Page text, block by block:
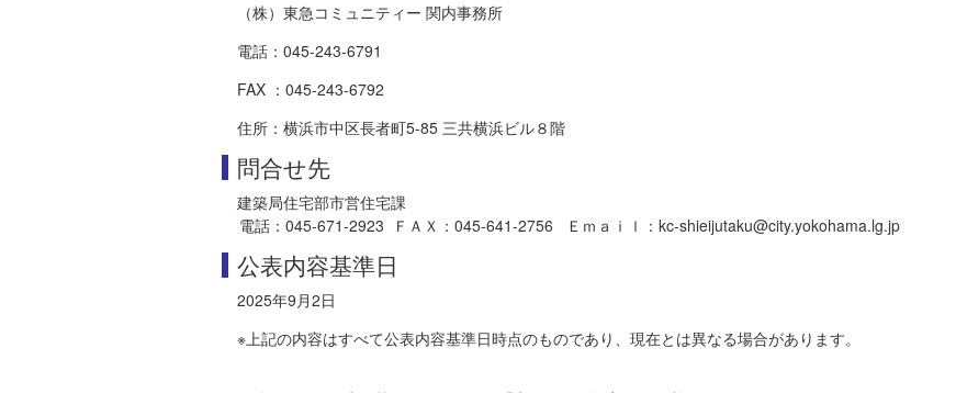
（株）東急コミュニティー 関内事務所
電話：045-243-6791
FAX ：045-243-6792
住所：横浜市中区長者町5-85 三共横浜ビル８階
問合せ先
建築局住宅部市営住宅課
電話：045-671-2923 ＦＡＸ：045-641-2756 Ｅｍａｉｌ：kc-shieijutaku@city.yokohama.lg.jp
公表内容基準日
2025年9月2日
※上記の内容はすべて公表内容基準日時点のものであり、現在とは異なる場合があります。